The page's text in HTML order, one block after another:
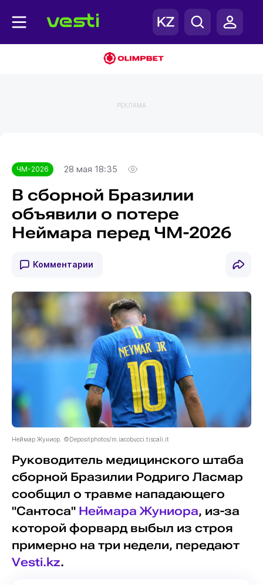
РЕКЛАМА
ЧМ-2026 28 мая 18:35
В сборной Бразилии
объявили о потере
Неймара перед ЧМ-2026
Комментарии
Неймар Жуниор. ©Depositphotos/m.iacobucci.tiscali.it
Руководитель медицинского штаба
сборной Бразилии Родриго Ласмар
сообщил о травме нападающего
"Сантоса" Неймара Жуниора, из-за
которой форвард выбыл из строя
примерно на три недели, передают
Vesti.kz.